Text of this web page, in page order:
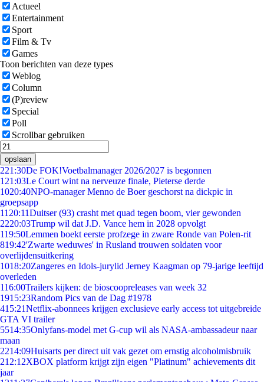
Actueel
Entertainment
Sport
Film & Tv
Games
Toon berichten van deze types
Weblog
Column
(P)review
Special
Poll
Scrollbar gebruiken
opslaan
221:30De FOK!Voetbalmanager 2026/2027 is begonnen
1 21:03Le Court wint na nerveuze finale, Pieterse derde
1020:40NPO-manager Menno de Boer geschorst na dickpic in
groepsapp
11 20:11Duitser (93) crasht met quad tegen boom, vier gewonden
2220:03Trump wil dat J.D. Vance hem in 2028 opvolgt
119:50Lemmen boekt eerste profzege in zware Ronde van Polen-rit
819:42'Zwarte weduwes' in Rusland trouwen soldaten voor
overlijdensuitkering
1018:20Zangeres en Idols-jurylid Jerney Kaagman op 79-jarige leeftijd
overleden
116:00Trailers kijken: de bioscoopreleases van week 32
1915:23Random Pics van de Dag #1978
415:21Netflix-abonnees krijgen exclusieve early access tot uitgebreide
GTA VI trailer
5514:35Onlyfans-model met G-cup wil als NASA-ambassadeur naar
maan
2214:09Huisarts per direct uit vak gezet om ernstig alcoholmisbruik
212:12XBOX platform krijgt zijn eigen "Platinum" achievements dit
jaar